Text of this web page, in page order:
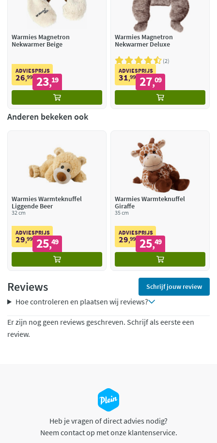
Warmies Magnetron
Nekwarmer Beige
ADVIESPRIJS
26,99 23,19
Warmies Magnetron
Nekwarmer Deluxe
2
ADVIESPRIJS
31,99 27,09
Anderen bekeken ook
Warmies Warmteknuffel
Liggende Beer
32 cm
ADVIESPRIJS
29,99 25,49
Warmies Warmteknuffel
Giraffe
35 cm
ADVIESPRIJS
29,99 25,49
Reviews Schrijf jouw review
Hoe controleren en plaatsen wij reviews?
Er zijn nog geen reviews geschreven. Schrijf als eerste een
review.
Heb je vragen of direct advies nodig?
Neem contact op met onze klantenservice.